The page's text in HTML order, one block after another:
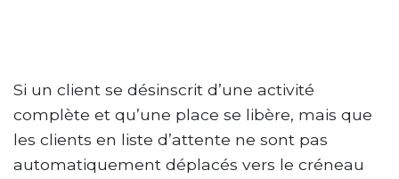
Si un client se désinscrit d’une activité
complète et qu’une place se libère, mais que
les clients en liste d’attente ne sont pas
automatiquement déplacés vers le créneau